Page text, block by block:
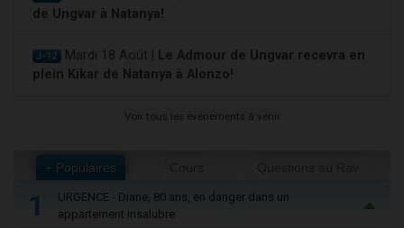
de Ungvar à Natanya!
J-12 Mardi 18 Août |
Le Admour de Ungvar recevra en
plein Kikar de Natanya à Alonzo!
Voir tous les événements à venir
+ Populaires
1
URGENCE - Diane, 80 ans, en danger dans un
appartement insalubre